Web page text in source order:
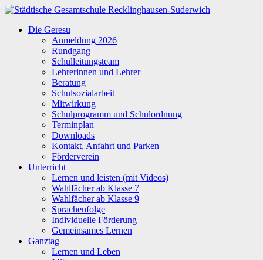
Zum
springen
Städtische
Gesamtschule
Recklinghausen-
Suderwich
Die Geresu
Anmeldung 2026
Rundgang
Schulleitungsteam
Lehrerinnen und Lehrer
Beratung
Schulsozialarbeit
Mitwirkung
Schulprogramm und Schulordnung
Terminplan
Downloads
Kontakt, Anfahrt und Parken
Förderverein
Unterricht
Lernen und leisten (mit Videos)
Wahlfächer ab Klasse 7
Wahlfächer ab Klasse 9
Sprachenfolge
Individuelle Förderung
Gemeinsames Lernen
Ganztag
Lernen und Leben